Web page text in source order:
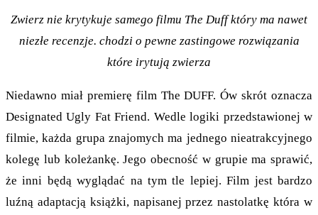
Zwierz nie krytykuje samego filmu The Duff który ma nawet
niezłe recenzje. chodzi o pewne zastingowe rozwiązania
które irytują zwierza
Niedawno miał premierę film The DUFF. Ów skrót oznacza
Designated Ugly Fat Friend. Wedle logiki przedstawionej w
filmie, każda grupa znajomych ma jednego nieatrakcyjnego
kolegę lub koleżankę. Jego obecność w grupie ma sprawić,
że inni będą wyglądać na tym tle lepiej. Film jest bardzo
luźną adaptacją książki, napisanej przez nastolatkę która w